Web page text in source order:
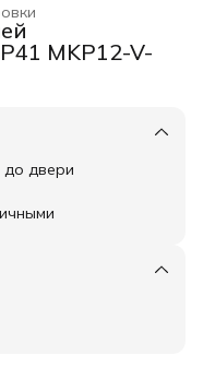
MKP12-V-
до двери